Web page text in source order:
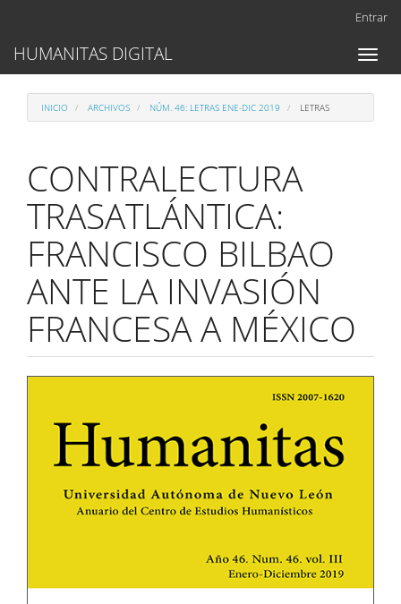
Contenido
principal
lateral
Entrar
Toggle
HUMANITAS DIGITAL
INICIO ARCHIVOS NÚM. 46: LETRAS ENE-DIC 2019 LETRAS
CONTRALECTURA
TRASATLÁNTICA:
FRANCISCO BILBAO
ANTE LA INVASIÓN
FRANCESA A MÉXICO
Barra
lateral
del
artículo